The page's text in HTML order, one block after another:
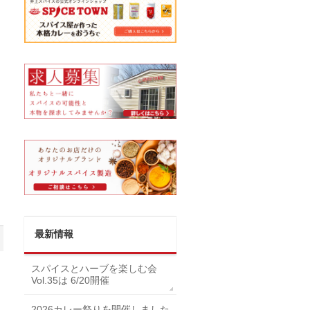
最新情報
スパイスとハーブを楽しむ会
Vol.35は 6/20開催